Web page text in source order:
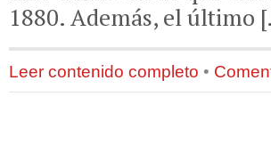
1880. Además, el último
Leer contenido completo •